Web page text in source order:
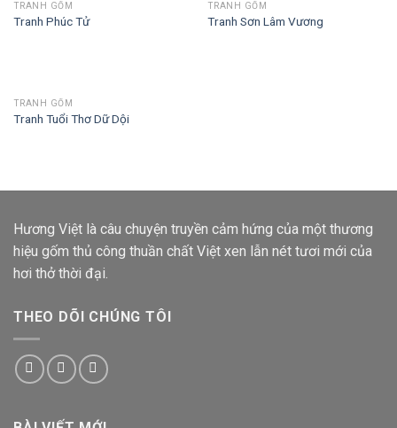
TRANH GỐM
Tranh Phúc Tử
TRANH GỐM
Tranh Sơn Lâm Vương
TRANH GỐM
Tranh Tuổi Thơ Dữ Dội
Hương Việt là câu chuyện truyền cảm hứng của một thương
hiệu gốm thủ công thuần chất Việt xen lẫn nét tươi mới của
hơi thở thời đại.
THEO DÕI CHÚNG TÔI